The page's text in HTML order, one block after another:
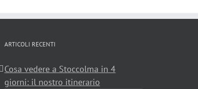
ARTICOLI RECENTI
Cosa vedere a Stoccolma in 4
giorni: il nostro itinerario